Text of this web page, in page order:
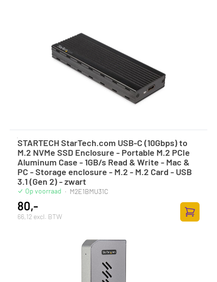
STARTECH StarTech.com USB-C (10Gbps) to
M.2 NVMe SSD Enclosure - Portable M.2 PCIe
Aluminum Case - 1GB/s Read & Write - Mac &
PC - Storage enclosure - M.2 - M.2 Card - USB
3.1 (Gen 2) - zwart
Op voorraad · M2E1BMU31C
80,-
66,12 excl. BTW